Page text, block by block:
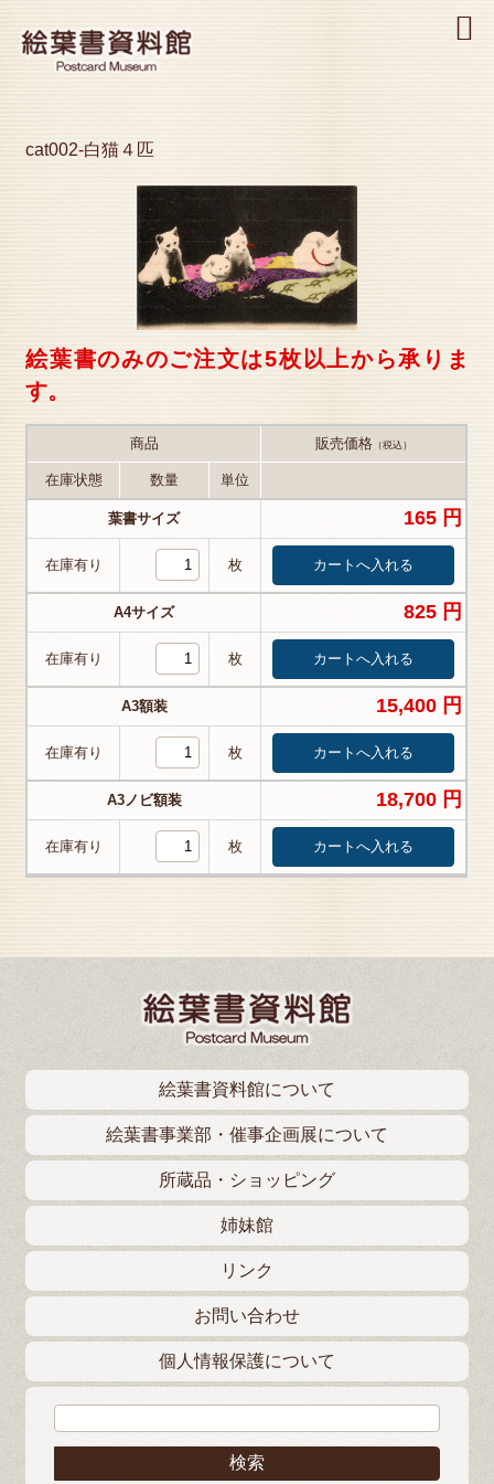
cat002-白猫４匹
絵葉書のみのご注文は5枚以上から承りま
す。
商品 販売価格（税込）
在庫状態 数量 単位
葉書サイズ 165 円
在庫有り 枚
A4サイズ 825 円
在庫有り 枚
A3額装 15,400 円
在庫有り 枚
A3ノビ額装 18,700 円
在庫有り 枚
絵葉書資料館について
絵葉書事業部・催事企画展について
所蔵品・ショッピング
姉妹館
リンク
お問い合わせ
個人情報保護について